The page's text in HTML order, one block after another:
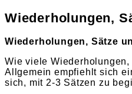
Wiederholungen,
Wiederholungen, Sätze
Wie viele
Allgemein empfiehlt sich
sich, mit 2-3 Sätzen zu